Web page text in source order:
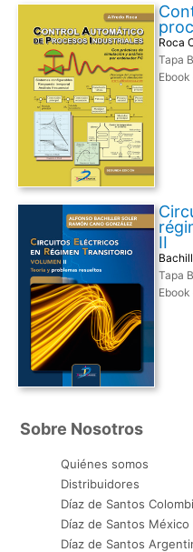
Roca
Tapa
Ebook
II
Tapa
Ebook
Sobre Nosotros
Quiénes somos
Distribuidores
Díaz de Santos
Díaz de Santos México
Díaz de Santos